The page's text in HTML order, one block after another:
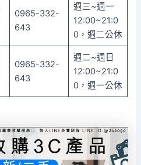
0965-332-
643
週三~週一
12:00~21:0
0，週二公休
0965-332-
643
週二~週日
12:00~21:0
0，週一公休